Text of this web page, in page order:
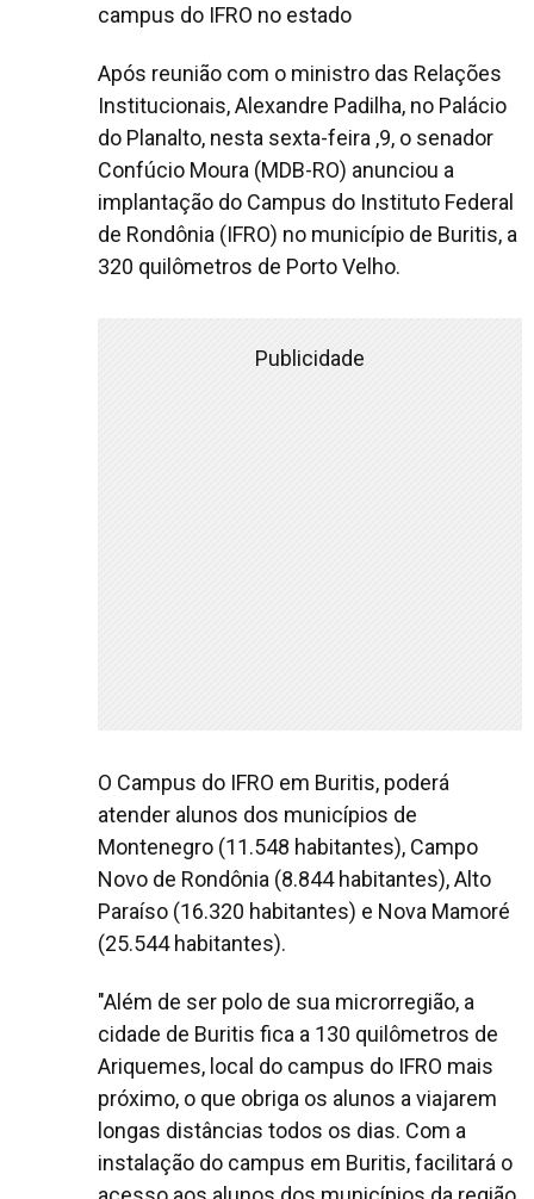
campus do IFRO no estado
Após reunião com o ministro das Relações
Institucionais, Alexandre Padilha, no Palácio
do Planalto, nesta sexta-feira ,9, o senador
Confúcio Moura (MDB-RO) anunciou a
implantação do Campus do Instituto Federal
de Rondônia (IFRO) no município de Buritis, a
320 quilômetros de Porto Velho.
Publicidade
O Campus do IFRO em Buritis, poderá
atender alunos dos municípios de
Montenegro (11.548 habitantes), Campo
Novo de Rondônia (8.844 habitantes), Alto
Paraíso (16.320 habitantes) e Nova Mamoré
(25.544 habitantes).
"Além de ser polo de sua microrregião, a
cidade de Buritis fica a 130 quilômetros de
Ariquemes, local do campus do IFRO mais
próximo, o que obriga os alunos a viajarem
longas distâncias todos os dias. Com a
instalação do campus em Buritis, facilitará o